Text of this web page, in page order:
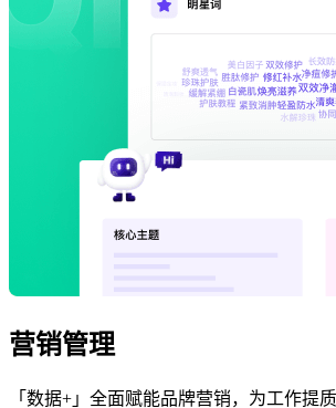
营销管理
「数据+」全面赋能品牌营销，为工作提